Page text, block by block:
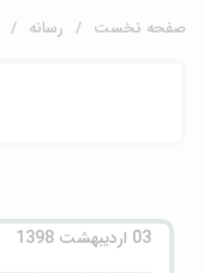
صفحه نخست رسانه
03 اردیبهشت 1398